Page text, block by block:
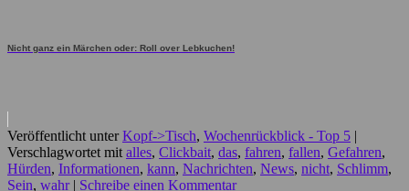
Nicht ganz ein Märchen oder: Roll over Lebkuchen!
Veröffentlicht unter Kopf->Tisch, Wochenrückblick - Top 5 |
Verschlagwortet mit alles, Clickbait, das, fahren, fallen, Gefahren,
Hürden, Informationen, kann, Nachrichten, News, nicht, Schlimm,
Sein, wahr | Schreibe einen Kommentar